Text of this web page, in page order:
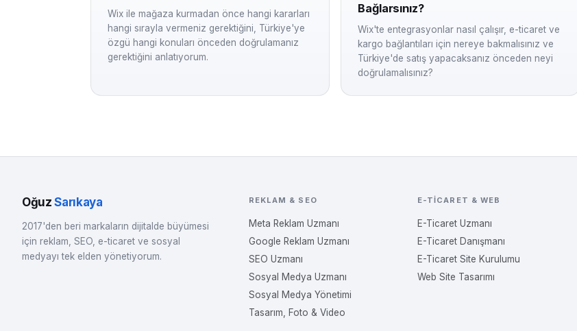
Wix ile mağaza kurmadan önce hangi kararları
hangi sırayla vermeniz gerektiğini, Türkiye'ye
özgü hangi konuları önceden doğrulamanız
gerektiğini anlatıyorum.
Bağlarsınız?
Wix'te entegrasyonlar nasıl çalışır, e-ticaret ve
kargo bağlantıları için nereye bakmalısınız ve
Türkiye'de satış yapacaksanız önceden neyi
doğrulamalısınız?
OğuzSarıkaya
2017'den beri markaların dijitalde büyümesi
için reklam, SEO, e-ticaret ve sosyal
medyayı tek elden yönetiyorum.
REKLAM & SEO
Meta Reklam Uzmanı
Google Reklam Uzmanı
SEO Uzmanı
Sosyal Medya Uzmanı
Sosyal Medya Yönetimi
Tasarım, Foto & Video
E-TICARET & WEB
E-Ticaret Uzmanı
E-Ticaret Danışmanı
E-Ticaret Site Kurulumu
Web Site Tasarımı